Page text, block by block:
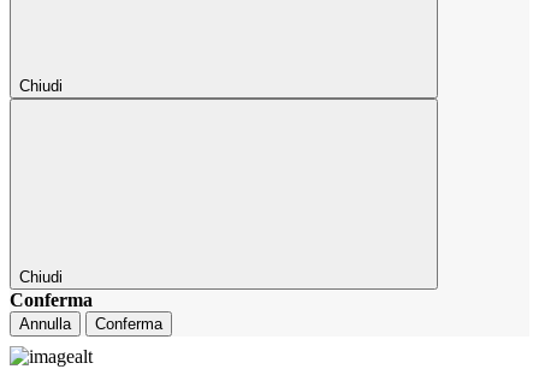
Chiudi
Chiudi
Conferma
Annulla Conferma